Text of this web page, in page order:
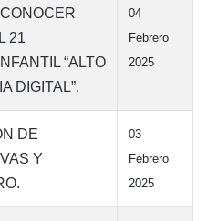
21
“ALTO
DIGITAL”.
04
Febrero
2025
DE
Y
03
Febrero
2025